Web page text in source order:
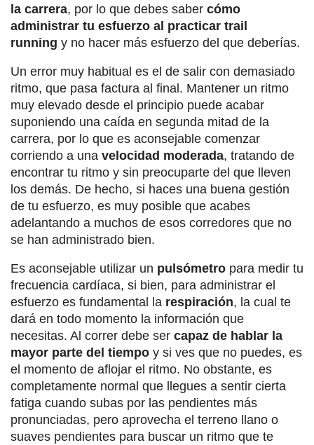
la carrera, por lo que debes saber cómo
administrar tu esfuerzo al practicar trail
running y no hacer más esfuerzo del que deberías.
Un error muy habitual es el de salir con demasiado
ritmo, que pasa factura al final. Mantener un ritmo
muy elevado desde el principio puede acabar
suponiendo una caída en segunda mitad de la
carrera, por lo que es aconsejable comenzar
corriendo a una velocidad moderada, tratando de
encontrar tu ritmo y sin preocuparte del que lleven
los demás. De hecho, si haces una buena gestión
de tu esfuerzo, es muy posible que acabes
adelantando a muchos de esos corredores que no
se han administrado bien.
Es aconsejable utilizar un pulsómetro para medir tu
frecuencia cardíaca, si bien, para administrar el
esfuerzo es fundamental la respiración, la cual te
dará en todo momento la información que
necesitas. Al correr debe ser capaz de hablar la
mayor parte del tiempo y si ves que no puedes, es
el momento de aflojar el ritmo. No obstante, es
completamente normal que llegues a sentir cierta
fatiga cuando subas por las pendientes más
pronunciadas, pero aprovecha el terreno llano o
suaves pendientes para buscar un ritmo que te